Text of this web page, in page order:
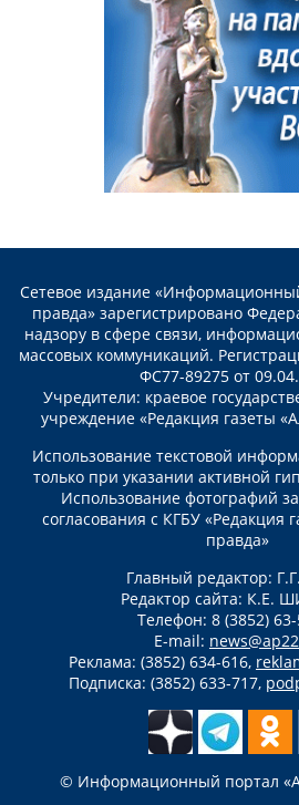
Сетевое издание
правда» зарегистрировано
надзору в сфере связи,
массовых коммуникаций.
ФС77-89275 от
Учредители: краевое
учреждение «Редакция газеты
Использование текстовой
только при указании активной
Использование фотографий
согласования с КГБУ «Редакция
правда»
Главный редактор:
Редактор сайта: К.Е.
Телефон: 8 (3852)
E-mail:
Реклама: (3852) 634-616,
Подписка: (3852) 633-717,
© Информационный портал